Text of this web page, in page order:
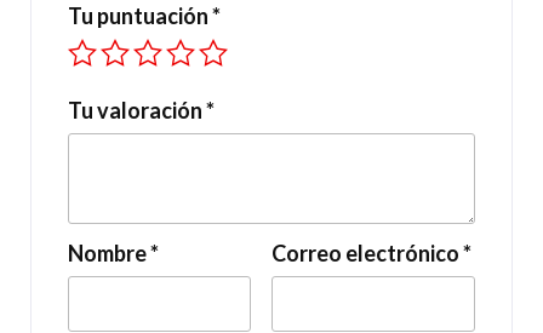
Tu puntuación*
Tu valoración*
Nombre* Correo electrónico*